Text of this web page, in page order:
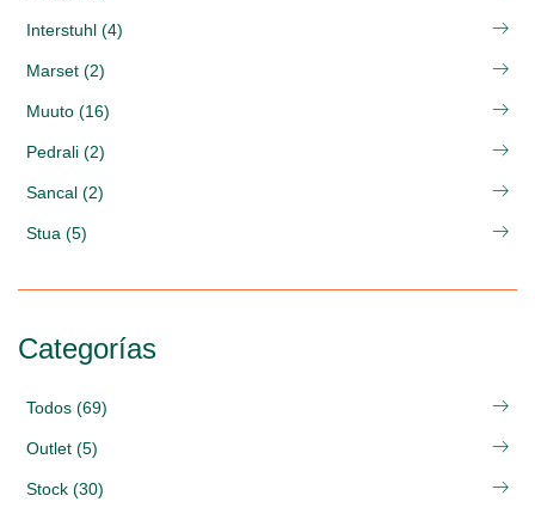
Interstuhl (4)
Marset (2)
Muuto (16)
Pedrali (2)
Sancal (2)
Stua (5)
Categorías
Todos (69)
Outlet (5)
Stock (30)